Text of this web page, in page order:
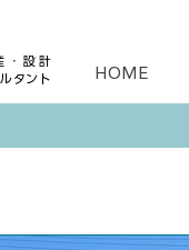
・設計
タント
HOME